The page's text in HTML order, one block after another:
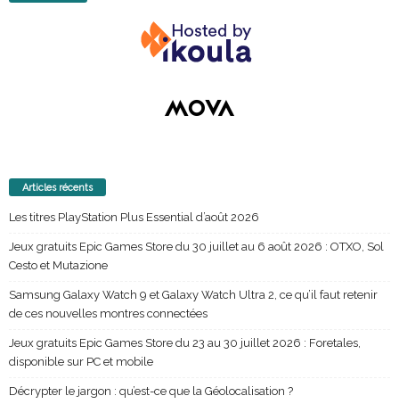
Articles récents
Les titres PlayStation Plus Essential d’août 2026
Jeux gratuits Epic Games Store du 30 juillet au 6 août 2026 : OTXO, Sol
Cesto et Mutazione
Samsung Galaxy Watch 9 et Galaxy Watch Ultra 2, ce qu’il faut retenir
de ces nouvelles montres connectées
Jeux gratuits Epic Games Store du 23 au 30 juillet 2026 : Foretales,
disponible sur PC et mobile
Décrypter le jargon : qu’est-ce que la Géolocalisation ?